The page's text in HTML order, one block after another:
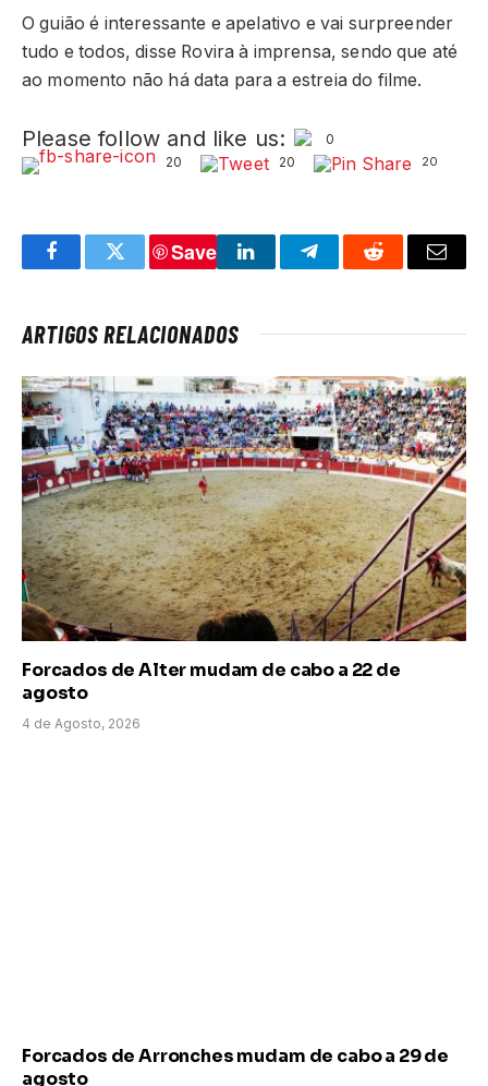
O guião é interessante e apelativo e vai surpreender
tudo e todos, disse Rovira à imprensa, sendo que até
ao momento não há data para a estreia do filme.
Please follow and like us:
0
20
20 20
FacebookTwitter
Save
LinkedInTelegramReddit Email
ARTIGOS RELACIONADOS
Forcados de Alter mudam de cabo a 22 de
agosto
4 de Agosto, 2026
Forcados de Arronches mudam de cabo a 29 de
agosto